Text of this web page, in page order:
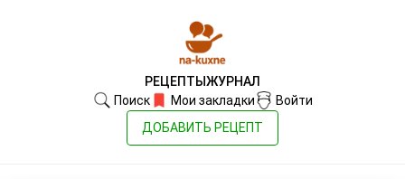
РЕЦЕПТЫ ЖУРНАЛ
Поиск
Мои закладки
Войти
ДОБАВИТЬ РЕЦЕПТ